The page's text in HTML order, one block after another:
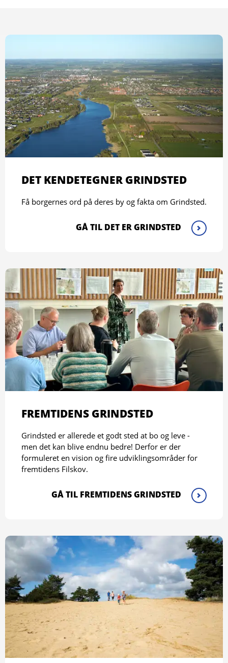
DET KENDETEGNER GRINDSTED
Få borgernes ord på deres by og fakta om Grindsted.
GÅ TIL DET ER GRINDSTED
FREMTIDENS GRINDSTED
Grindsted er allerede et godt sted at bo og leve -
men det kan blive endnu bedre! Derfor er der
formuleret en vision og fire udviklingsområder for
fremtidens Filskov.
GÅ TIL FREMTIDENS GRINDSTED